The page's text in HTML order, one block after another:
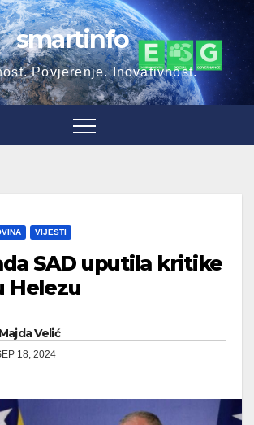
smartinfo
Povjerenje. Inovativnost.
VIJESTI
SAD uputila kritike
Helezu
Majda Velić
18, 2024